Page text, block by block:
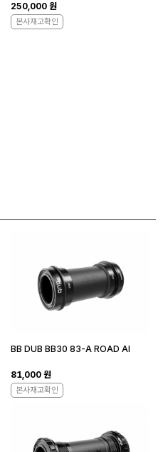
250,000 원
본사재고확인
BB DUB BB30 83-A ROAD AI
81,000 원
본사재고확인